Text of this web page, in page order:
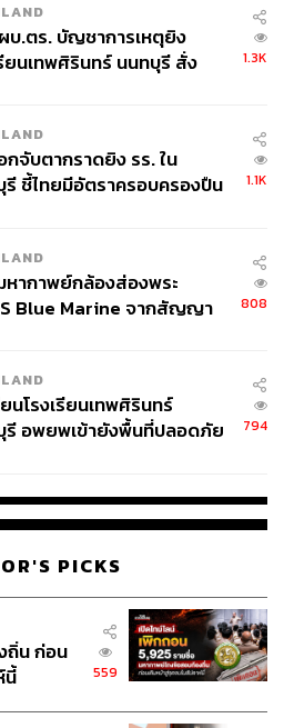
บ.ตร. บัญชาการเหตุยิง
ยนเทพศิรินทร์ นนทบุรี สั่ง
1.3K
จับตากราดยิง รร. ใน
รี ชี้ไทยมีอัตราครอบครองปืน
1.1K
หากาพย์กล้องส่องพระ
Blue Marine จากสัญญา
-แอบระบุแบรนด์
808
นโรงเรียนเทพศิรินทร์
รี อพยพเข้ายังพื้นที่ปลอดภัย
794
PICKS
ถิ่น ก่อน
นี้
559